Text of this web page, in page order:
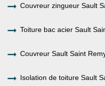
Couvreur zingueur Sault
Toiture bac acier Sault
Couvreur Sault Saint
Isolation de toiture Sault